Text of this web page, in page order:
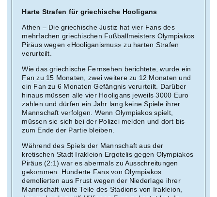
Harte Strafen für griechische Hooligans
Athen – Die griechische Justiz hat vier Fans des
mehrfachen griechischen Fußballmeisters Olympiakos
Piräus wegen «Hooliganismus» zu harten Strafen
verurteilt.
Wie das griechische Fernsehen berichtete, wurde ein
Fan zu 15 Monaten, zwei weitere zu 12 Monaten und
ein Fan zu 6 Monaten Gefängnis verurteilt. Darüber
hinaus müssen alle vier Hooligans jeweils 3000 Euro
zahlen und dürfen ein Jahr lang keine Spiele ihrer
Mannschaft verfolgen. Wenn Olympiakos spielt,
müssen sie sich bei der Polizei melden und dort bis
zum Ende der Partie bleiben.
Während des Spiels der Mannschaft aus der
kretischen Stadt Irakleion Ergotelis gegen Olympiakos
Piräus (2:1) war es abermals zu Ausschreitungen
gekommen. Hunderte Fans von Olympiakos
demolierten aus Frust wegen der Niederlage ihrer
Mannschaft weite Teile des Stadions von Irakleion,